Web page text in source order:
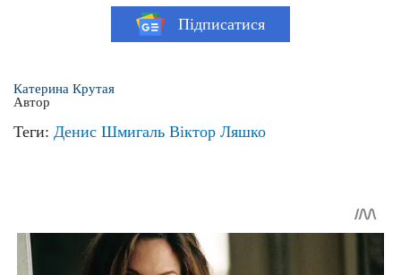
Підписатися
Катерина Крутая
Автор
Теги: Денис Шмигаль Віктор Ляшко